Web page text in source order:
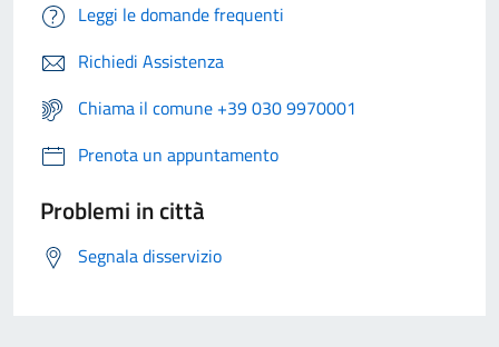
Leggi le domande frequenti
Richiedi Assistenza
Chiama il comune +39 030 9970001
Prenota un appuntamento
Problemi in città
Segnala disservizio